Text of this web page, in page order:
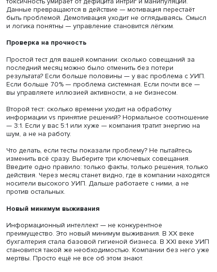
Типичный паттерн для таких внедрений, результат за
— время совещаний сокращается до 30–60 минут;
— общая производительность персонала растёт на 10%;
— скорость запуска новых проектов — от нескольких
до недель.
Не меняли людей. Поменяли архитектуру принятия
Экономика ясности
Компании с высоким УИП снижают транзакционные
на контроль. Быстрее внедряются изменения.
Это не магия. Это поджарость системы управления.
лишнего. Следствие правильной архитектуры
токсичность умирает от дефицита интриг и манипуляций.
быть проблемой. Демотивация уходит не оглядываясь.
и логика понятны — управление становится лёгким.
Проверка на прочность